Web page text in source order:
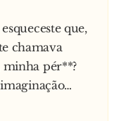
escreveu “à
que,
chamava
pér**?